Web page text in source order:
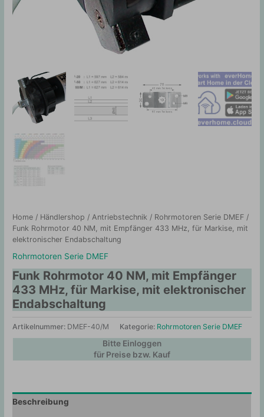
Home / Händlershop /Antriebstechnik / Rohrmotoren Serie DMEF /
Funk Rohrmotor 40 NM, mit Empfänger 433 MHz, für Markise, mit
elektronischer Endabschaltung
Rohrmotoren Serie DMEF
Funk Rohrmotor 40 NM, mit Empfänger
433 MHz, für Markise, mit elektronischer
Endabschaltung
Artikelnummer: DMEF-40/M Kategorie: Rohrmotoren Serie DMEF
Bitte Einloggen
für Preise bzw. Kauf
Beschreibung